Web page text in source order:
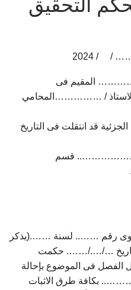
التحقيق
/ / 2024
المقيم فى
/ ……………المحامي
قد انتقلت فى التاريخ
قسم
رقم …….. لسنة …….(يذكر
…/…./……. حكمت
الفصل فى الموضوع بإحالة
بكافة طرق الاثبات